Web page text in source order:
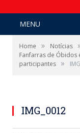
MENU
Home » Notícias
Fanfarras de
participantes »
IMG_0012